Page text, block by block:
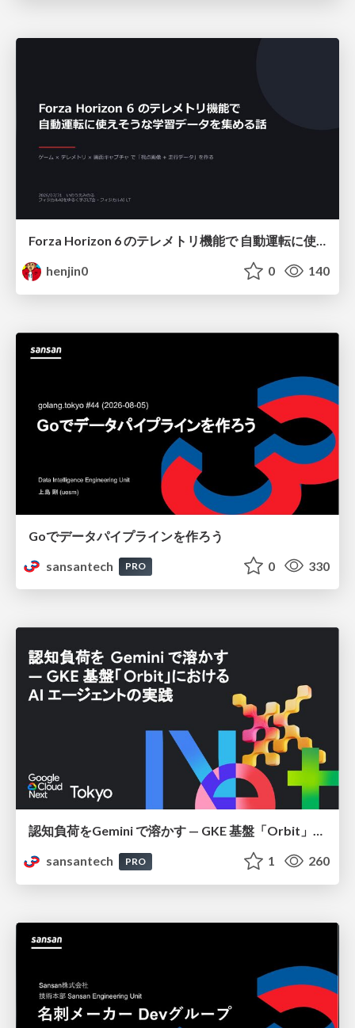
Forza Horizon 6 のテレメトリ機能で 自動運転に使えそうな学習データを集める話
henjin0
0 140
Goでデータパイプラインを作ろう
sansantech
PRO 0 330
認知負荷をGemini で溶かす — GKE 基盤「Orbit」における AI エージェントの実践
sansantech
PRO 1 260